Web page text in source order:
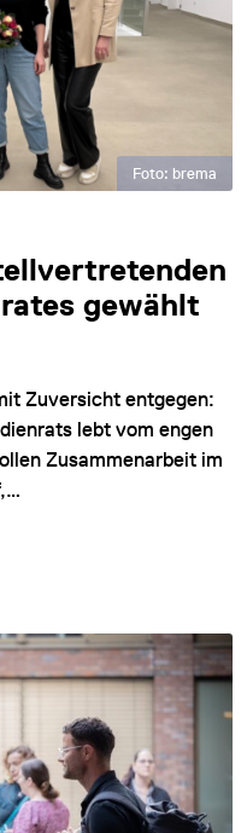
Foto: brema
gewählt
Zuversicht entgegen:
lebt vom engen
Zusammenarbeit im